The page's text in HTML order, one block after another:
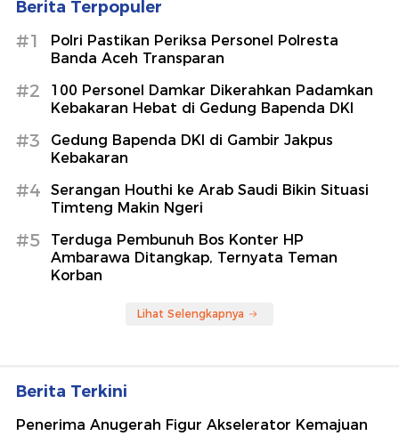
Berita Terpopuler
#1
Polri Pastikan Periksa Personel Polresta
Banda Aceh Transparan
#2
100 Personel Damkar Dikerahkan Padamkan
Kebakaran Hebat di Gedung Bapenda DKI
#3
Gedung Bapenda DKI di Gambir Jakpus
Kebakaran
#4
Serangan Houthi ke Arab Saudi Bikin Situasi
Timteng Makin Ngeri
#5
Terduga Pembunuh Bos Konter HP
Ambarawa Ditangkap, Ternyata Teman
Korban
Lihat Selengkapnya
Berita Terkini
Penerima Anugerah Figur Akselerator Kemajuan